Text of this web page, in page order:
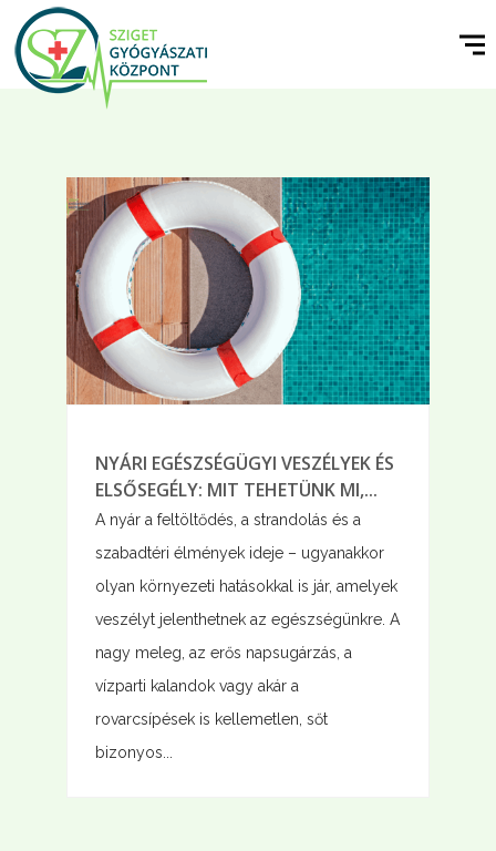
NYÁRI EGÉSZSÉGÜGYI VESZÉLYEK ÉS
ELSŐSEGÉLY: MIT TEHETÜNK MI,...
A nyár a feltöltődés, a strandolás és a
szabadtéri élmények ideje – ugyanakkor
olyan környezeti hatásokkal is jár, amelyek
veszélyt jelenthetnek az egészségünkre. A
nagy meleg, az erős napsugárzás, a
vízparti kalandok vagy akár a
rovarcsípések is kellemetlen, sőt
bizonyos...